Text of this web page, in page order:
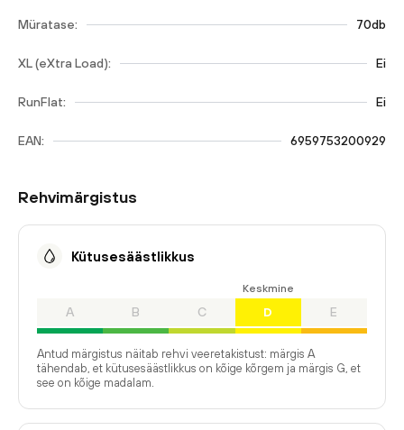
Müratase: 70db
XL (eXtra Load): Ei
RunFlat: Ei
EAN: 6959753200929
Rehvimärgistus
Kütusesäästlikkus
A B C
Keskmine
D E
Antud märgistus näitab rehvi veeretakistust: märgis A
tähendab, et kütusesäästlikkus on kõige kõrgem ja märgis G, et
see on kõige madalam.